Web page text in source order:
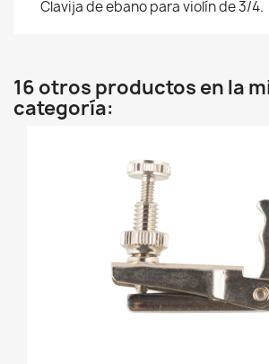
Clavija de ebano para violín de 3/4.
16 otros productos en la
categoría: